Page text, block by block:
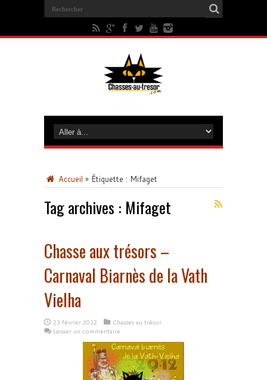
Accueil » Étiquette : Mifaget
Tag archives : Mifaget
Chasse aux trésors –
Carnaval Biarnès de la Vath
Vielha
23 février 2012
Chasses au trésor
Laisser un commentaire